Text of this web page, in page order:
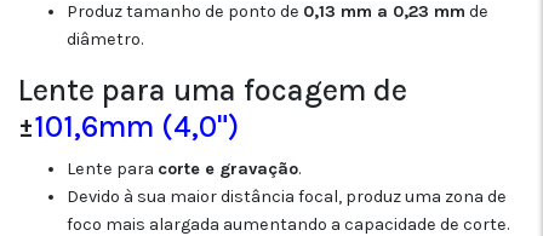
Produz tamanho de ponto de 0,13 mm a 0,23 mm de
diâmetro.
Lente para uma focagem de
±101,6mm (4,0")
Lente para corte e gravação.
Devido à sua maior distância focal, produz uma zona de
foco mais alargada aumentando a capacidade de corte.